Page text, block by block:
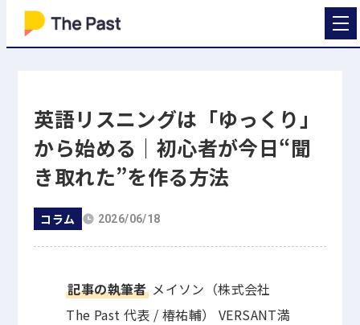
英語リスニングは「ゆっくり」
から始める｜初心者が今日“聞
き取れた”を作る方法
コラム 2026/06/18
記事の執筆者メイソン（株式会社
The Past 代表 / 椿祐輔） VERSANT満